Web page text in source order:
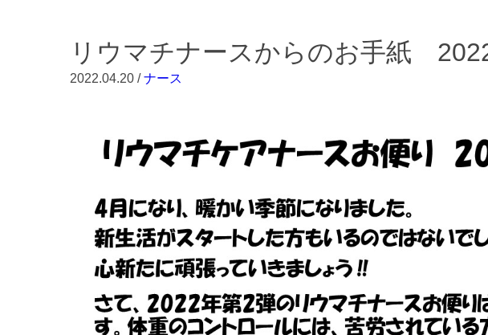
リウマチナースからのお手紙
2022.04.20 /ナース